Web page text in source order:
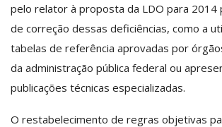
pelo relator à proposta da LDO para 2014
de correção dessas deficiências, como a
tabelas de referência aprovadas por
da administração pública federal ou
publicações técnicas especializadas.
O restabelecimento de regras objetivas